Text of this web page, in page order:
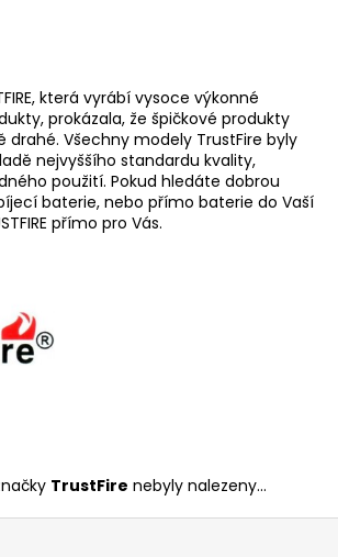
která vyrábí vysoce výkonné
prokázala, že špičkové produkty
Všechny modely TrustFire byly
nejvyššího standardu kvality,
použití. Pokud hledáte dobrou
baterie, nebo přímo baterie do Vaší
přímo pro Vás.
TrustFire nebyly nalezeny...